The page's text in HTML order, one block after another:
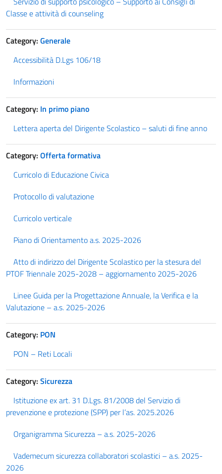
Classe e attività di counseling
Category: Generale
Accessibilità D.Lgs 106/18
Informazioni
Category: In primo piano
Lettera aperta del Dirigente Scolastico – saluti di fine anno
Category: Offerta formativa
Curricolo di Educazione Civica
Protocollo di valutazione
Curricolo verticale
Piano di Orientamento a.s. 2025-2026
Atto di indirizzo del Dirigente Scolastico per la stesura del
PTOF Triennale 2025-2028 – aggiornamento 2025-2026
Linee Guida per la Progettazione Annuale, la Verifica e la
Valutazione – a.s. 2025-2026
Category: PON
PON – Reti Locali
Category: Sicurezza
Istituzione ex art. 31 D.Lgs. 81/2008 del Servizio di
prevenzione e protezione (SPP) per l’as. 2025.2026
Organigramma Sicurezza – a.s. 2025-2026
Vademecum sicurezza collaboratori scolastici – a.s. 2025-
2026